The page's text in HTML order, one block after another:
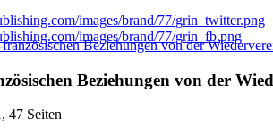
Beziehungen von der
47 Seiten